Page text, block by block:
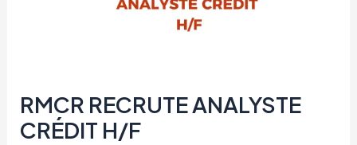
RMCR RECRUTE ANALYSTE
CRÉDIT H/F